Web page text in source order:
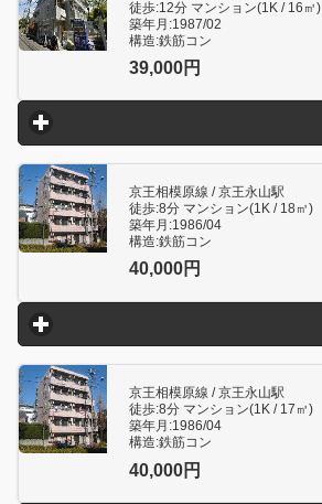
徒歩:12分 マンション(1K / 16㎥)
築年月:1987/02
構造:鉄筋コン
39,000円
click to expand contents
京王相模原線 / 京王永山駅
徒歩:8分 マンション(1K / 18㎥)
築年月:1986/04
構造:鉄筋コン
40,000円
click to expand contents
京王相模原線 / 京王永山駅
徒歩:8分 マンション(1K / 17㎥)
築年月:1986/04
構造:鉄筋コン
40,000円